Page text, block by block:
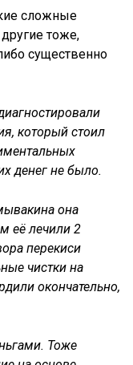
сложные
тоже,
существенно
который стоил
денег не было.
она
её лечили2
перекиси
чистки на
окончательно,
Тоже